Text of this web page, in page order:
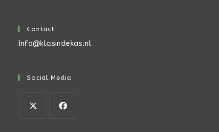
Contact
Info@klasindekas.nl
Social Media